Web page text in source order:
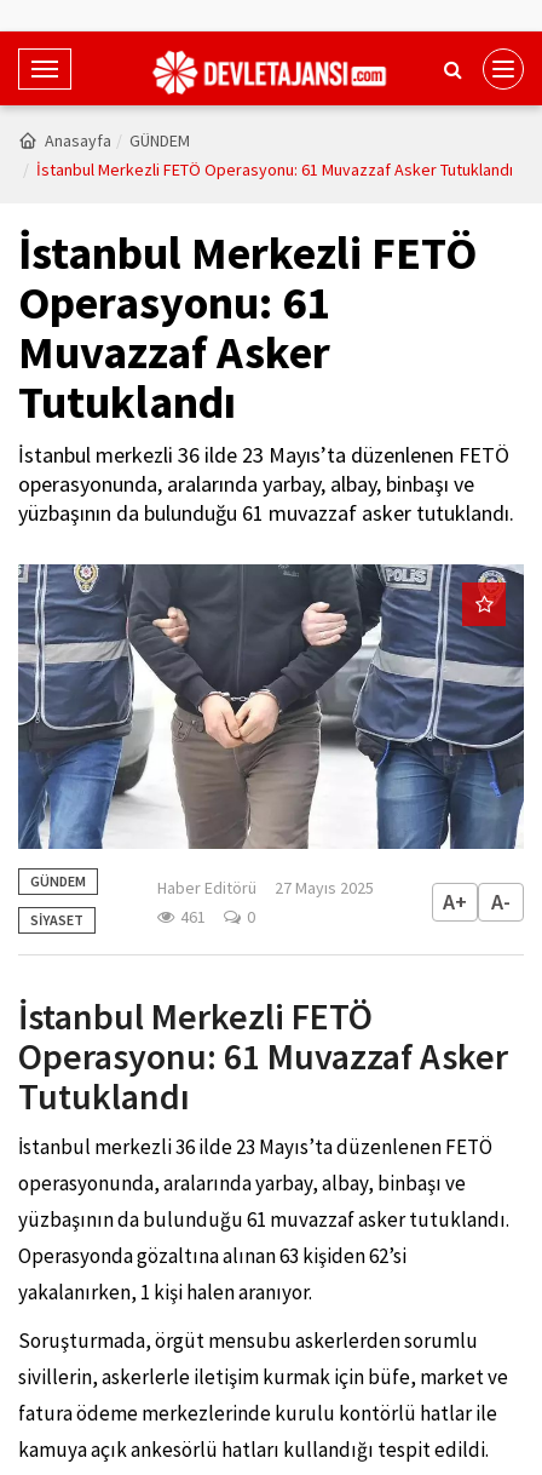
T
o
g
g
N
v
i
g
a
t
i
o
n
Anasayfa
GÜNDEM
İstanbul Merkezli FETÖ Operasyonu: 61 Muvazzaf Asker Tutuklandı
İstanbul Merkezli FETÖ
Operasyonu: 61
Muvazzaf Asker
Tutuklandı
İstanbul merkezli 36 ilde 23 Mayıs’ta düzenlenen FETÖ
operasyonunda, aralarında yarbay, albay, binbaşı ve
yüzbaşının da bulunduğu 61 muvazzaf asker tutuklandı.
GÜNDEM
SİYASET
Haber Editörü
27 Mayıs 2025
461
0
A+ A-
İstanbul Merkezli FETÖ
Operasyonu: 61 Muvazzaf Asker
Tutuklandı
İstanbul merkezli 36 ilde 23 Mayıs’ta düzenlenen FETÖ
operasyonunda, aralarında yarbay, albay, binbaşı ve
yüzbaşının da bulunduğu 61 muvazzaf asker tutuklandı.
Operasyonda gözaltına alınan 63 kişiden 62’si
yakalanırken, 1 kişi halen aranıyor.
Soruşturmada, örgüt mensubu askerlerden sorumlu
sivillerin, askerlerle iletişim kurmak için büfe, market ve
fatura ödeme merkezlerinde kurulu kontörlü hatlar ile
kamuya açık ankesörlü hatları kullandığı tespit edildi.